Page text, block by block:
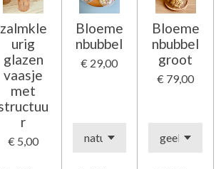
zalmkle
urig
glazen
vaasje
met
r
€ 5,00
Bloeme
nbubbel
€ 29,00
Bloeme
nbubbel
groot
€ 79,00